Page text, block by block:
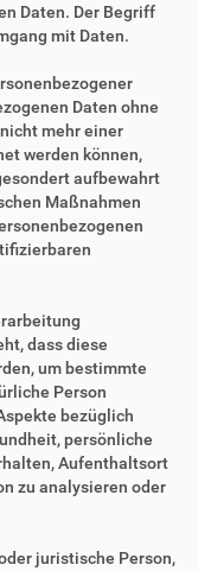
Daten. Der Begriff
mit Daten.
Daten ohne
mehr einer
werden können,
aufbewahrt
Maßnahmen
dass diese
um bestimmte
Person
bezüglich
persönliche
Aufenthaltsort
zu analysieren oder
juristische Person,